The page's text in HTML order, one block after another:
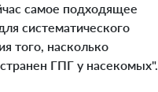
самое подходящее
систематического
того, насколько
ГПГ у насекомых".